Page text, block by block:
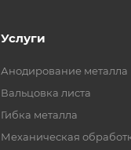
Услуги
Анодирование металла
Вальцовка листа
Гибка металла
Механическая